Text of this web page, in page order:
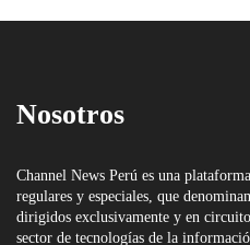
Nosotros
Channel News Perú es una
regulares y especiales, que
dirigidos exclusivamente y en
sector de tecnologías de la